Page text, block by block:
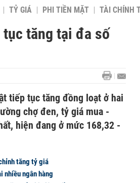
TỶ GIÁ PHI TIỀN MẶT TÀI CHÍNH
tục tăng tại đa số
tiếp tục tăng đồng loạt ở hai
chợ đen, tỷ giá mua -
hiện đang ở mức 168,32 -
tăng tỷ giá
nhiều ngân hàng